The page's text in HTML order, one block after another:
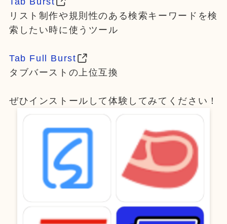
リスト制作や規則性のある検索キーワードを検
索したい時に使うツール
Tab Full Burst
タブバーストの上位互換
ぜひインストールして体験してみてください！